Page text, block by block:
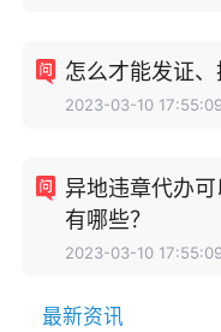
怎么才能发证、
2023-03-10
异地违章代办
有哪些？
2023-03-10
最新资讯